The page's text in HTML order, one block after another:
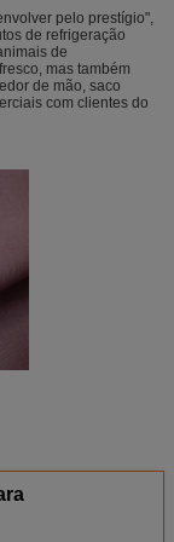
pelo prestígio",
de refrigeração
de
mas também
de mão, saco
com clientes do